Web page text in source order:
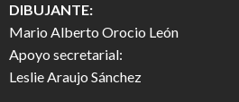
DIBUJANTE:
Mario Alberto Orocio León
Apoyo secretarial:
Leslie Araujo Sánchez